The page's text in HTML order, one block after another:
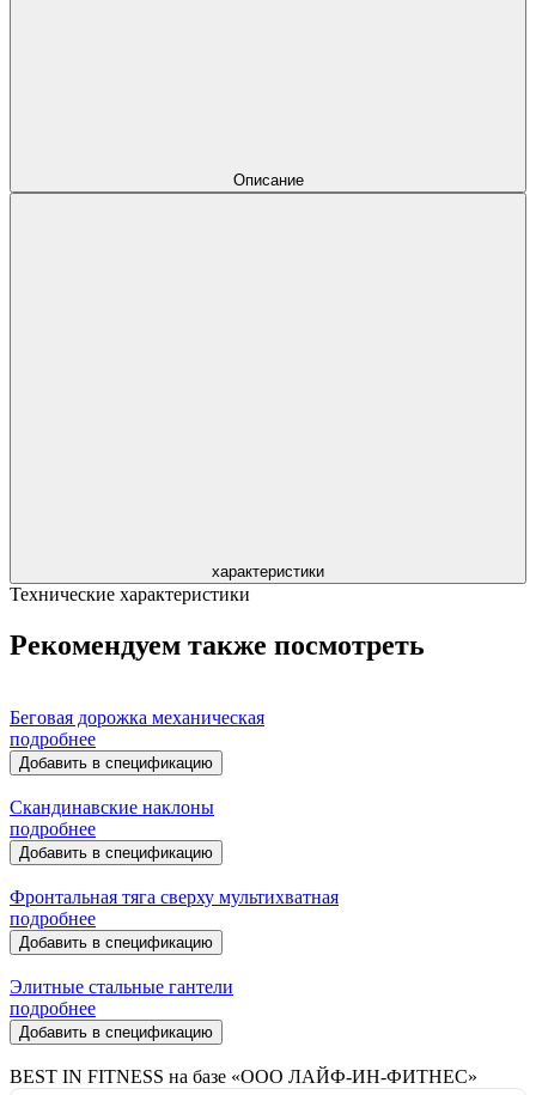
Описание
характеристики
Технические характеристики
Рекомендуем также посмотреть
Беговая дорожка механическая
подробнее
Добавить в спецификацию
Скандинавские наклоны
подробнее
Добавить в спецификацию
Фронтальная тяга сверху мультихватная
подробнее
Добавить в спецификацию
Элитные стальные гантели
подробнее
Добавить в спецификацию
BEST IN FITNESS на базе «ООО ЛАЙФ-ИН-ФИТНЕС»